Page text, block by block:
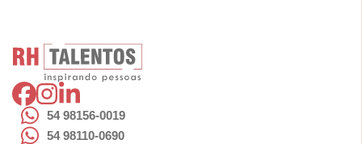
54 98156-0019
54 98110-0690